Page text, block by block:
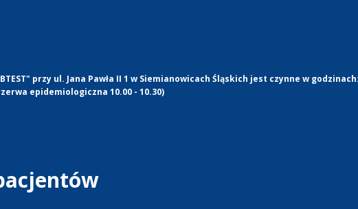
przy ul. Jana Pawła II 1 w Siemianowicach Śląskich jest czynne w godzinach:
epidemiologiczna 10.00 - 10.30)